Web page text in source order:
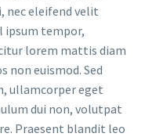
nec eleifend velit
ipsum tempor,
lorem mattis diam
non euismod. Sed
ullamcorper eget
dui non, volutpat
Praesent blandit leo